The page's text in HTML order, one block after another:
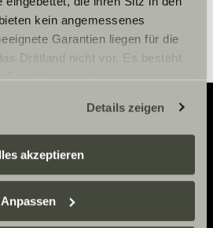
kein angemessenes
Garantien liegen für die
Drittland nicht vor. Es besteht
Betroffene, da diesen
Dienstleister können Daten für
und mit anderen Daten
Informationen finden Sie hier:
in den Einstellungen aus,
Details zeigen
akzeptieren
Anpassen